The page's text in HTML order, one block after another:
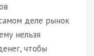
деле рынок
нельзя
чтобы